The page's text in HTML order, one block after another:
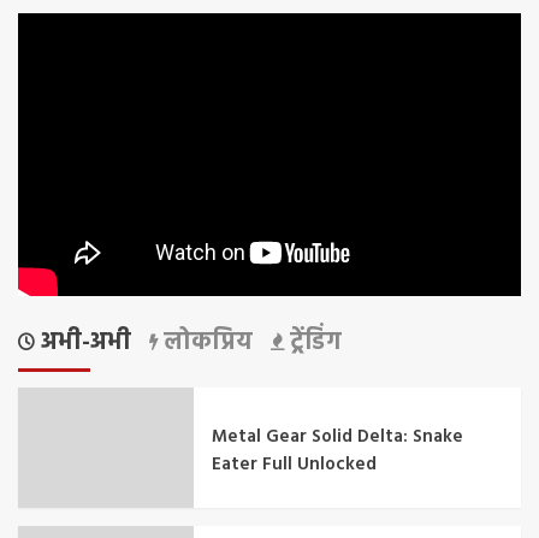
अभी-अभी लोकप्रिय ट्रेंडिंग
Metal Gear Solid Delta: Snake
Eater Full Unlocked